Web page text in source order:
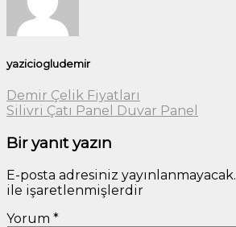
yaziciogludemir
Demir Çelik Fiyatları
Silivri Çatı Panel Duvar Panel
Bir yanıt yazın
E-posta adresiniz yayınlanmayacak.
ile işaretlenmişlerdir
Yorum *